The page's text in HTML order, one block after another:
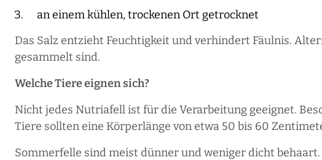
an einem kühlen, trockenen Ort getrocknet
Das Salz entzieht Feuchtigkeit und verhindert Fäulnis.
gesammelt sind.
Welche Tiere eignen sich?
Nicht jedes Nutriafell ist für die Verarbeitung geeignet.
Tiere sollten eine Körperlänge von etwa 50 bis 60
Sommerfelle sind meist dünner und weniger dicht behaart.